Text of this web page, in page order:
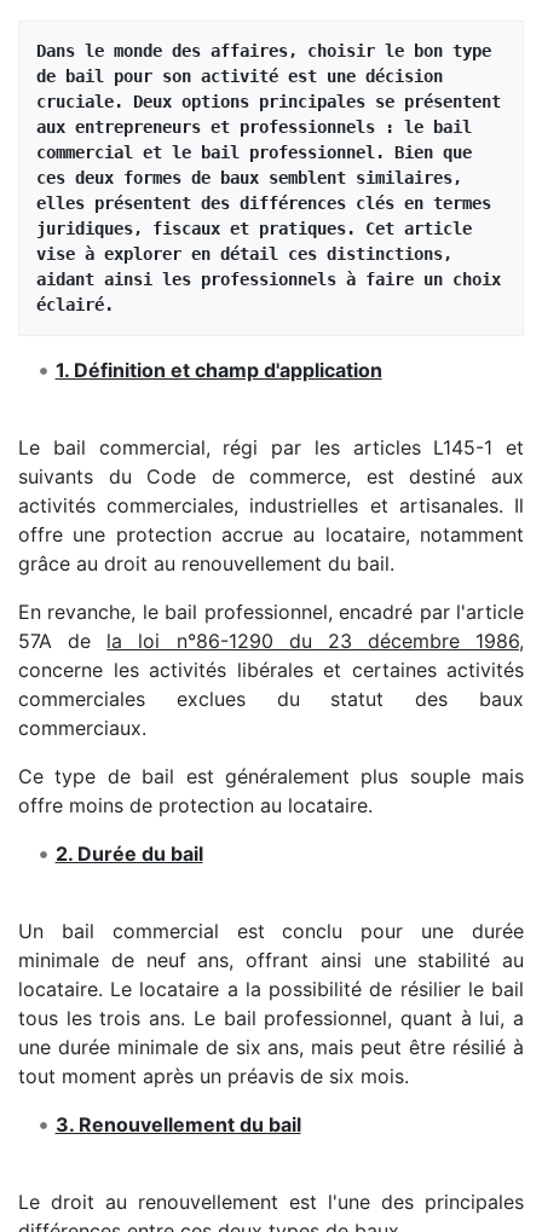
Dans le monde des affaires, choisir le bon type
de bail pour son activité est une décision
cruciale. Deux options principales se présentent
aux entrepreneurs et professionnels : le bail
commercial et le bail professionnel. Bien que
ces deux formes de baux semblent similaires,
elles présentent des différences clés en termes
juridiques, fiscaux et pratiques. Cet article
vise à explorer en détail ces distinctions,
aidant ainsi les professionnels à faire un choix
éclairé.
1. Définition et champ d'application
Le bail commercial, régi par les articles L145-1 et
suivants du Code de commerce, est destiné aux
activités commerciales, industrielles et artisanales. Il
offre une protection accrue au locataire, notamment
grâce au droit au renouvellement du bail.
En revanche, le bail professionnel, encadré par l'article
57A de la loi n°86-1290 du 23 décembre 1986,
concerne les activités libérales et certaines activités
commerciales exclues du statut des baux
commerciaux.
Ce type de bail est généralement plus souple mais
offre moins de protection au locataire.
2. Durée du bail
Un bail commercial est conclu pour une durée
minimale de neuf ans, offrant ainsi une stabilité au
locataire. Le locataire a la possibilité de résilier le bail
tous les trois ans. Le bail professionnel, quant à lui, a
une durée minimale de six ans, mais peut être résilié à
tout moment après un préavis de six mois.
3. Renouvellement du bail
Le droit au renouvellement est l'une des principales